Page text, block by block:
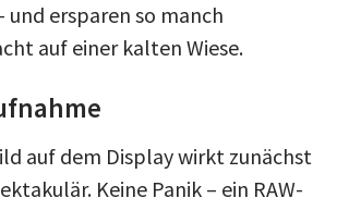
und ersparen so manch
auf einer kalten Wiese.
auf dem Display wirkt zunächst
Keine Panik – ein RAW-